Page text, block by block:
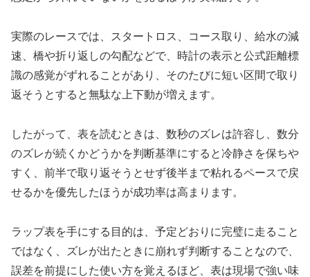
実際のレースでは、スタートロス、コース取り、給水の減
速、橋や折り返しの勾配などで、時計の表示と公式距離標
識の感覚がずれることがあり、そのたびに短い区間で取り
返そうとすると無駄な上下動が増えます。
したがって、表を読むときは、数秒のズレは許容し、数分
のズレが続くかどうかを判断基準にすると冷静さを保ちや
すく、前半で取り返そうとせず後半まで粘れるペースで戻
せるかを優先したほうが成功率は高まります。
ラップ表を手にする目的は、予定どおりに完璧に走ること
ではなく、ズレが出たときに崩れず判断することなので、
誤差を前提にした使い方を覚えるほど、表は現場で強い味